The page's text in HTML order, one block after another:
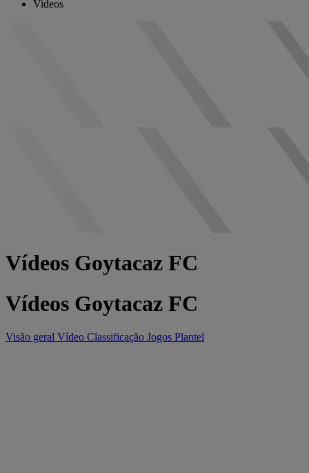
Videos
Vídeos Goytacaz FC
Vídeos Goytacaz FC
Visão geral Vídeo Classificação Jogos Plantel